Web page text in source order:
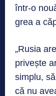
într-o
grea a
„Rusia
privește
simplu,
că nu